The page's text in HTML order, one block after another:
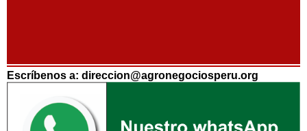
Escríbenos a: direccion@agronegociosperu.org